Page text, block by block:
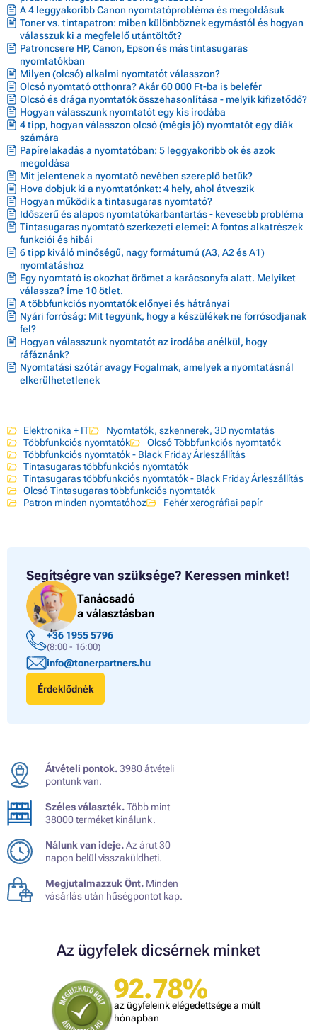
A 4 leggyakoribb Canon nyomtatóprobléma és megoldásuk
Toner vs. tintapatron: miben különböznek egymástól és hogyan
válasszuk ki a megfelelő utántöltőt?
Patroncsere HP, Canon, Epson és más tintasugaras
nyomtatókban
Milyen (olcsó) alkalmi nyomtatót válasszon?
Olcsó nyomtató otthonra? Akár 60 000 Ft-ba is belefér
Olcsó és drága nyomtatók összehasonlítása - melyik kifizetődő?
Hogyan válasszunk nyomtatót egy kis irodába
4 tipp, hogyan válasszon olcsó (mégis jó) nyomtatót egy diák
számára
Papírelakadás a nyomtatóban: 5 leggyakoribb ok és azok
megoldása
Mit jelentenek a nyomtató nevében szereplő betűk?
Hova dobjuk ki a nyomtatónkat: 4 hely, ahol átveszik
Hogyan működik a tintasugaras nyomtató?
Időszerű és alapos nyomtatókarbantartás - kevesebb probléma
Tintasugaras nyomtató szerkezeti elemei: A fontos alkatrészek
funkciói és hibái
6 tipp kiváló minőségű, nagy formátumú (A3, A2 és A1)
nyomtatáshoz
Egy nyomtató is okozhat örömet a karácsonyfa alatt. Melyiket
válassza? Íme 10 ötlet.
A többfunkciós nyomtatók előnyei és hátrányai
Nyári forróság: Mit tegyünk, hogy a készülékek ne forrósodjanak
fel?
Hogyan válasszunk nyomtatót az irodába anélkül, hogy
ráfáznánk?
Nyomtatási szótár avagy Fogalmak, amelyek a nyomtatásnál
elkerülhetetlenek
Elektronika + IT
Nyomtatók, szkennerek, 3D nyomtatás
Többfunkciós nyomtatók
Olcsó Többfunkciós nyomtatók
Többfunkciós nyomtatók - Black Friday Árleszállítás
Tintasugaras többfunkciós nyomtatók
Tintasugaras többfunkciós nyomtatók - Black Friday Árleszállítás
Olcsó Tintasugaras többfunkciós nyomtatók
Patron minden nyomtatóhoz
Fehér xerográfiai papír
Segítségre van szüksége? Keressen minket!
Tanácsadó
a választásban
+36 1955 5796
(8:00 - 16:00)
info@tonerpartners.hu
Érdeklődnék
Átvételi pontok.3980 átvételi
pontunk van.
Széles választék.Több mint
38000 terméket kínálunk.
Nálunk van ideje.Az árut 30
napon belül visszaküldheti.
Megjutalmazzuk Önt. Minden
vásárlás után hűségpontot kap.
Az ügyfelek dicsérnek minket
92.78%
az ügyfeleink elégedettsége a múlt
hónapban